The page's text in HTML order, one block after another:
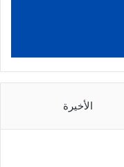
الأخيرة